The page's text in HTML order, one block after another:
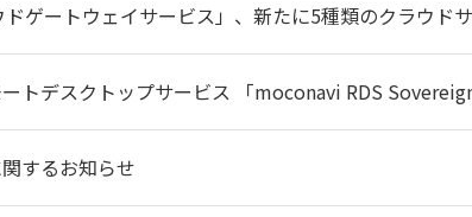
ドゲートウェイサービス」、新たに5種類のクラウ
スクトップサービス 「moconavi RDS Sovereign Cloud（
内
するお知らせ